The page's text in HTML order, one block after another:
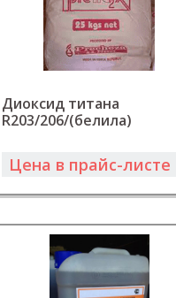
Диоксид титана
R203/206/(белила)
Цена в прайс-листе